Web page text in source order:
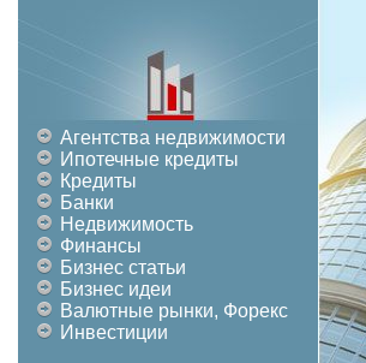
Агентства недвижимости
Ипотечные кредиты
Кредиты
Банки
Недвижимость
Финансы
Бизнес статьи
Бизнес идеи
Валютные рынки, Форекс
Инвестиции